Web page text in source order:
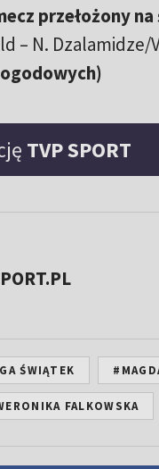
przełożony
– N. Dzalamidze/
TVP SPORT
ŚWIĄTEK
FALKOWSKA